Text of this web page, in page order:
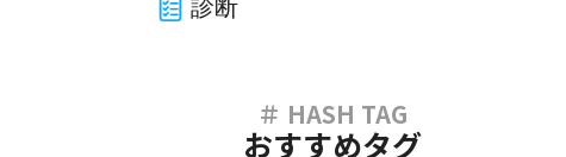
診断
おすすめタグ